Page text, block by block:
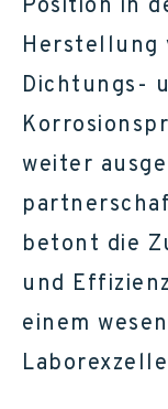
Herstellung
Dichtungs-
weiter
betont die
und
einem